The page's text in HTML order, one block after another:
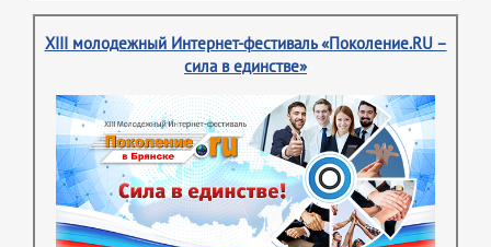
XIII молодежный Интернет-фестиваль «Поколение.RU –
сила в единстве»